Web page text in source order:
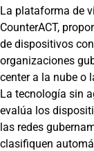
La plataforma de
CounterACT,
de dispositivos
organizaciones
center a la nube o
La tecnología sin
evalúa los
las redes
clasifiquen